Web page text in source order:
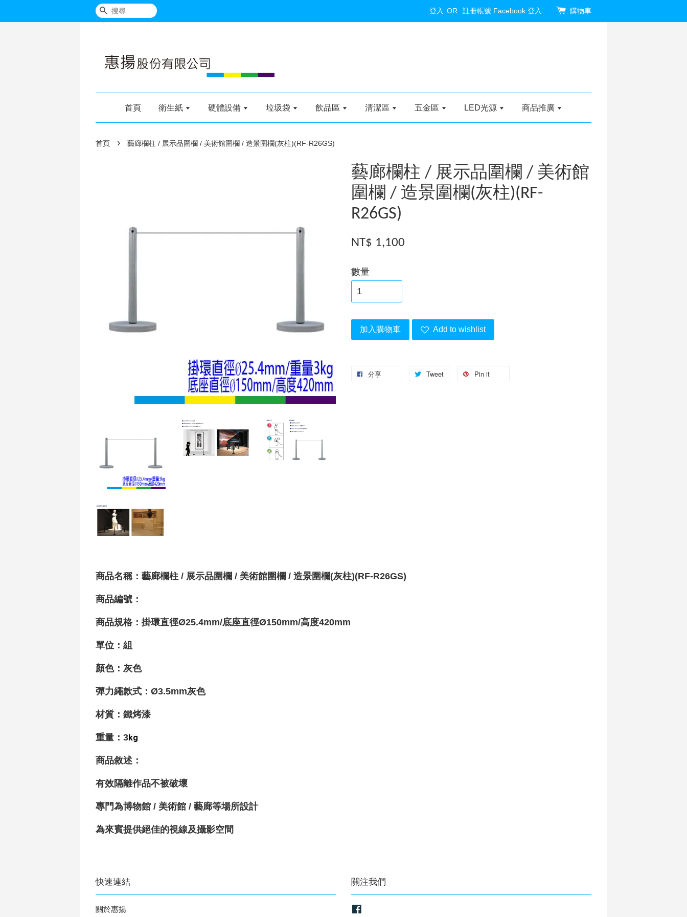
搜尋 登入 OR 註冊帳號 Facebook 登入 購物車
首頁 衛生紙 硬體設備 垃圾袋 飲品區 清潔區 五金區 LED光源 商品推廣
首頁 › 藝廊欄柱 / 展示品圍欄 / 美術館圍欄 / 造景圍欄(灰柱)(RF-R26GS)
藝廊欄柱 / 展示品圍欄 / 美術館
圍欄 / 造景圍欄(灰柱)(RF-
R26GS)
NT$ 1,100
數量
加入購物車 Add to wishlist
分享 Tweet Pin it
商品名稱：藝廊欄柱 / 展示品圍欄 / 美術館圍欄 / 造景圍欄(灰柱)(RF-R26GS)
商品編號：
商品規格：掛環直徑Ø25.4mm/底座直徑Ø150mm/高度420mm
單位：組
顏色：灰色
彈力繩款式： Ø3.5mm灰色
材質 ：鐵烤漆
重量 ：3kg
商品敘述：
有效隔離作品不被破壞
專門為博物館 / 美術館 / 藝廊等場所設計
為來賓提供絕佳的視線及攝影空間
快速連結
關於惠揚
關注我們